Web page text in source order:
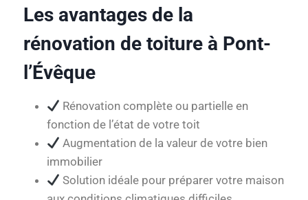
Les avantages de la
rénovation de toiture à Pont-
l’Évêque
Rénovation complète ou partielle en
fonction de l’état de votre toit
Augmentation de la valeur de votre bien
immobilier
Solution idéale pour préparer votre maison